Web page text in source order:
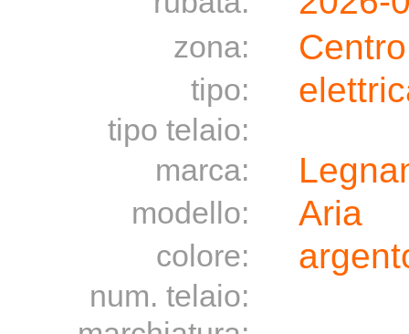
zona:
tipo:
tipo telaio:
marca:
modello: Aria
colore:
num. telaio: